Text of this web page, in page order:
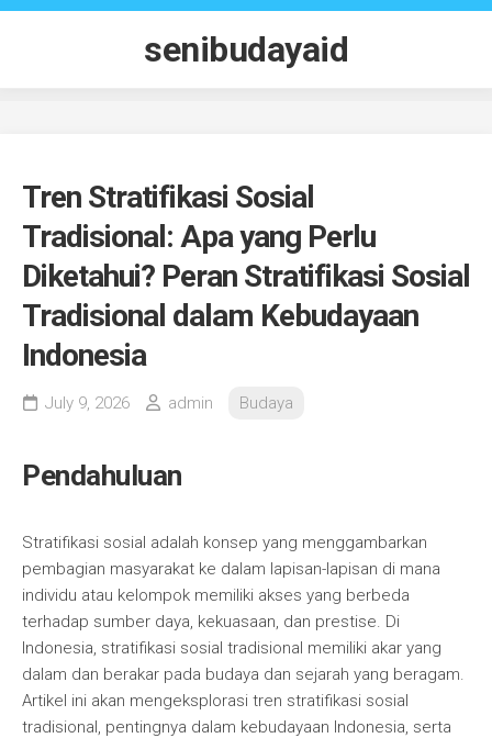
Skip
senibudayaid
Tren Stratifikasi Sosial
Tradisional: Apa yang Perlu
Diketahui? Peran Stratifikasi Sosial
Tradisional dalam Kebudayaan
Indonesia
July 9, 2026 admin Budaya
Pendahuluan
Stratifikasi sosial adalah konsep yang menggambarkan
pembagian masyarakat ke dalam lapisan-lapisan di mana
individu atau kelompok memiliki akses yang berbeda
terhadap sumber daya, kekuasaan, dan prestise. Di
Indonesia, stratifikasi sosial tradisional memiliki akar yang
dalam dan berakar pada budaya dan sejarah yang beragam.
Artikel ini akan mengeksplorasi tren stratifikasi sosial
tradisional, pentingnya dalam kebudayaan Indonesia, serta